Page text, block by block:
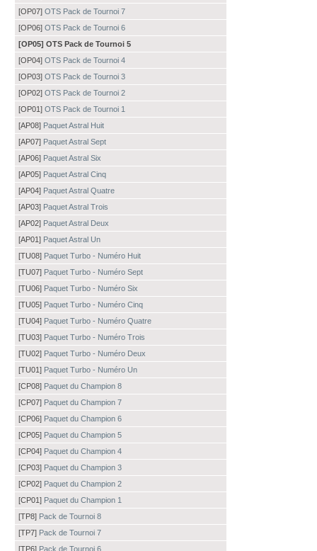
[OP07] OTS Pack de Tournoi 7
[OP06] OTS Pack de Tournoi 6
[OP05] OTS Pack de Tournoi 5
[OP04] OTS Pack de Tournoi 4
[OP03] OTS Pack de Tournoi 3
[OP02] OTS Pack de Tournoi 2
[OP01] OTS Pack de Tournoi 1
[AP08] Paquet Astral Huit
[AP07] Paquet Astral Sept
[AP06] Paquet Astral Six
[AP05] Paquet Astral Cinq
[AP04] Paquet Astral Quatre
[AP03] Paquet Astral Trois
[AP02] Paquet Astral Deux
[AP01] Paquet Astral Un
[TU08] Paquet Turbo - Numéro Huit
[TU07] Paquet Turbo - Numéro Sept
[TU06] Paquet Turbo - Numéro Six
[TU05] Paquet Turbo - Numéro Cinq
[TU04] Paquet Turbo - Numéro Quatre
[TU03] Paquet Turbo - Numéro Trois
[TU02] Paquet Turbo - Numéro Deux
[TU01] Paquet Turbo - Numéro Un
[CP08] Paquet du Champion 8
[CP07] Paquet du Champion 7
[CP06] Paquet du Champion 6
[CP05] Paquet du Champion 5
[CP04] Paquet du Champion 4
[CP03] Paquet du Champion 3
[CP02] Paquet du Champion 2
[CP01] Paquet du Champion 1
[TP8] Pack de Tournoi 8
[TP7] Pack de Tournoi 7
[TP6] Pack de Tournoi 6